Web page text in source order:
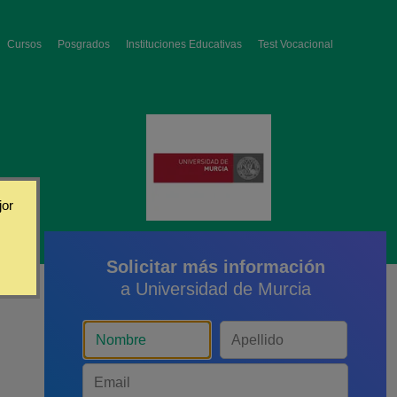
Cursos Posgrados Instituciones Educativas Test Vocacional
Solicitar más información
a Universidad de Murcia